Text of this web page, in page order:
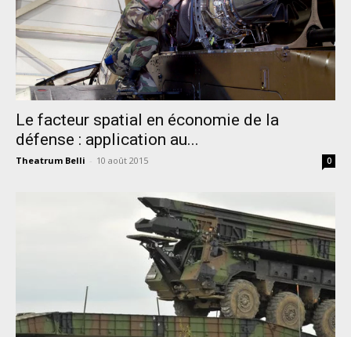
Le facteur spatial en économie de la
défense : application au...
Theatrum Belli - 10 août 2015 0